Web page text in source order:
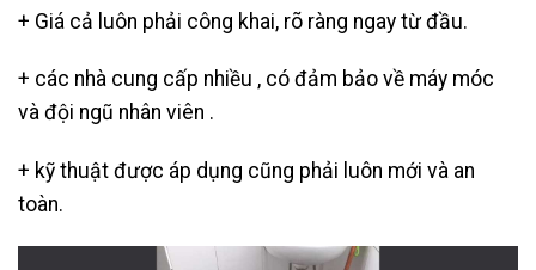
+ Giá cả luôn phải công khai, rõ ràng ngay từ đầu.
+ các nhà cung cấp nhiều , có đảm bảo về máy móc
và đội ngũ nhân viên .
+ kỹ thuật được áp dụng cũng phải luôn mới và an
toàn.